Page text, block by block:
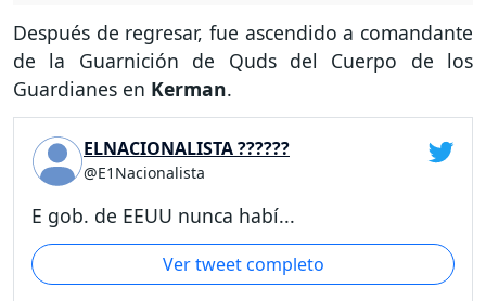
Después de regresar, fue ascendido a comandante
de la Guarnición de Quds del Cuerpo de los
Guardianes en Kerman.
ELNACIONALISTA ??????
@E1Nacionalista
E gob. de EEUU nunca habí...
Ver tweet completo